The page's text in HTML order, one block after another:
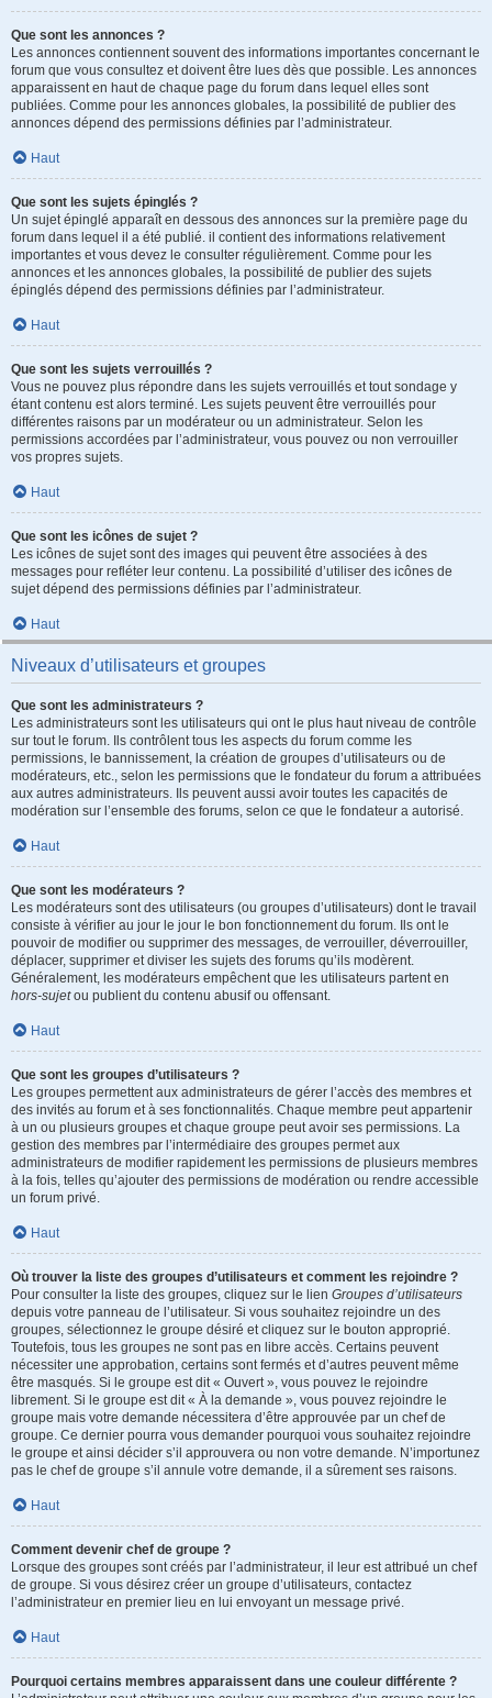
Que sont les annonces ?
Les annonces contiennent souvent des informations importantes concernant le
forum que vous consultez et doivent être lues dès que possible. Les annonces
apparaissent en haut de chaque page du forum dans lequel elles sont
publiées. Comme pour les annonces globales, la possibilité de publier des
annonces dépend des permissions définies par l’administrateur.
Haut
Que sont les sujets épinglés ?
Un sujet épinglé apparaît en dessous des annonces sur la première page du
forum dans lequel il a été publié. il contient des informations relativement
importantes et vous devez le consulter régulièrement. Comme pour les
annonces et les annonces globales, la possibilité de publier des sujets
épinglés dépend des permissions définies par l’administrateur.
Haut
Que sont les sujets verrouillés ?
Vous ne pouvez plus répondre dans les sujets verrouillés et tout sondage y
étant contenu est alors terminé. Les sujets peuvent être verrouillés pour
différentes raisons par un modérateur ou un administrateur. Selon les
permissions accordées par l’administrateur, vous pouvez ou non verrouiller
vos propres sujets.
Haut
Que sont les icônes de sujet ?
Les icônes de sujet sont des images qui peuvent être associées à des
messages pour refléter leur contenu. La possibilité d’utiliser des icônes de
sujet dépend des permissions définies par l’administrateur.
Haut
Niveaux d’utilisateurs et groupes
Que sont les administrateurs ?
Les administrateurs sont les utilisateurs qui ont le plus haut niveau de contrôle
sur tout le forum. Ils contrôlent tous les aspects du forum comme les
permissions, le bannissement, la création de groupes d’utilisateurs ou de
modérateurs, etc., selon les permissions que le fondateur du forum a attribuées
aux autres administrateurs. Ils peuvent aussi avoir toutes les capacités de
modération sur l’ensemble des forums, selon ce que le fondateur a autorisé.
Haut
Que sont les modérateurs ?
Les modérateurs sont des utilisateurs (ou groupes d’utilisateurs) dont le travail
consiste à vérifier au jour le jour le bon fonctionnement du forum. Ils ont le
pouvoir de modifier ou supprimer des messages, de verrouiller, déverrouiller,
déplacer, supprimer et diviser les sujets des forums qu’ils modèrent.
Généralement, les modérateurs empêchent que les utilisateurs partent en
hors-sujetou publient du contenu abusif ou offensant.
Haut
Que sont les groupes d’utilisateurs ?
Les groupes permettent aux administrateurs de gérer l’accès des membres et
des invités au forum et à ses fonctionnalités. Chaque membre peut appartenir
à un ou plusieurs groupes et chaque groupe peut avoir ses permissions. La
gestion des membres par l’intermédiaire des groupes permet aux
administrateurs de modifier rapidement les permissions de plusieurs membres
à la fois, telles qu’ajouter des permissions de modération ou rendre accessible
un forum privé.
Haut
Où trouver la liste des groupes d’utilisateurs et comment les rejoindre ?
Pour consulter la liste des groupes, cliquez sur le lien Groupes d’utilisateurs
depuis votre panneau de l’utilisateur. Si vous souhaitez rejoindre un des
groupes, sélectionnez le groupe désiré et cliquez sur le bouton approprié.
Toutefois, tous les groupes ne sont pas en libre accès. Certains peuvent
nécessiter une approbation, certains sont fermés et d’autres peuvent même
être masqués. Si le groupe est dit « Ouvert », vous pouvez le rejoindre
librement. Si le groupe est dit « À la demande », vous pouvez rejoindre le
groupe mais votre demande nécessitera d’être approuvée par un chef de
groupe. Ce dernier pourra vous demander pourquoi vous souhaitez rejoindre
le groupe et ainsi décider s’il approuvera ou non votre demande. N’importunez
pas le chef de groupe s’il annule votre demande, il a sûrement ses raisons.
Haut
Comment devenir chef de groupe ?
Lorsque des groupes sont créés par l’administrateur, il leur est attribué un chef
de groupe. Si vous désirez créer un groupe d’utilisateurs, contactez
l’administrateur en premier lieu en lui envoyant un message privé.
Haut
Pourquoi certains membres apparaissent dans une couleur différente ?